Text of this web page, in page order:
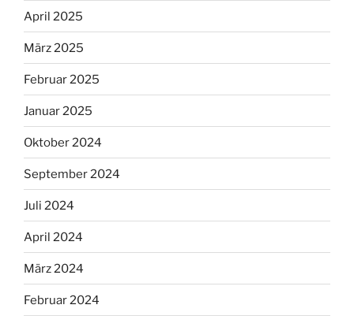
April 2025
März 2025
Februar 2025
Januar 2025
Oktober 2024
September 2024
Juli 2024
April 2024
März 2024
Februar 2024